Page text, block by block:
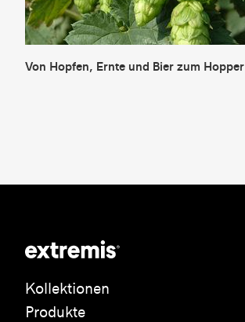
Von Hopfen, Ernte und Bier zum Hopper
Kollektionen
Produkte